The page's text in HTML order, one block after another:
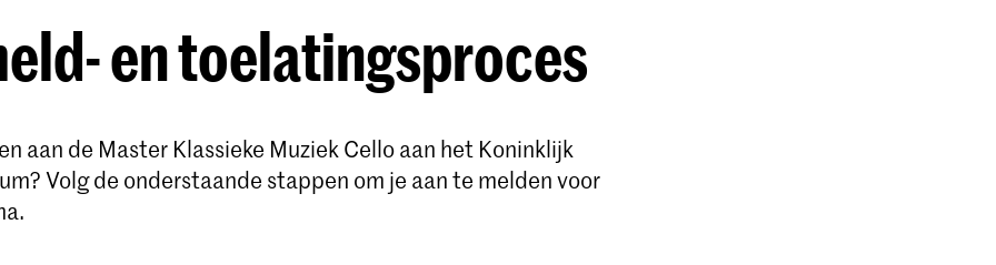
en toelatingsproces
aan de Master Klassieke Muziek Cello aan het Koninklijk
Volg de onderstaande stappen om je aan te melden voor